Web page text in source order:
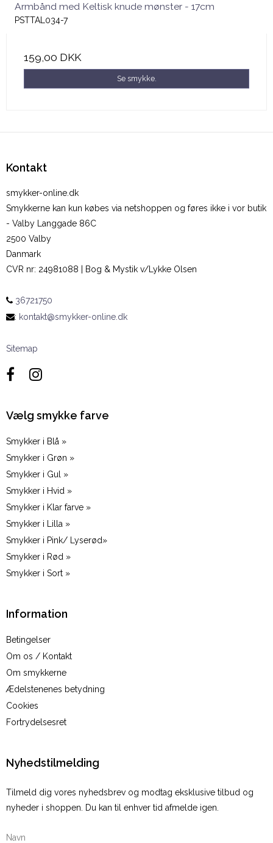
Armbånd med Keltisk knude mønster - 17cm
PSTTAL034-7
159,00 DKK
Se smykke.
Kontakt
smykker-online.dk
Smykkerne kan kun købes via netshoppen og føres ikke i vor butik
- Valby Langgade 86C
2500 Valby
Danmark
CVR nr: 24981088 | Bog & Mystik v/Lykke Olsen
36721750
: kontakt@smykker-online.dk
Sitemap
Vælg smykke farve
Smykker i Blå »
Smykker i Grøn »
Smykker i Gul »
Smykker i Hvid »
Smykker i Klar farve »
Smykker i Lilla »
Smykker i Pink/ Lyserød»
Smykker i Rød »
Smykker i Sort »
Information
Betingelser
Om os / Kontakt
Om smykkerne
Ædelstenenes betydning
Cookies
Fortrydelsesret
Nyhedstilmelding
Tilmeld dig vores nyhedsbrev og modtag eksklusive tilbud og
nyheder i shoppen. Du kan til enhver tid afmelde igen.